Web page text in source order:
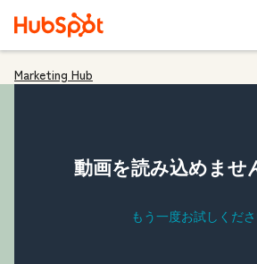
Marketing Hub